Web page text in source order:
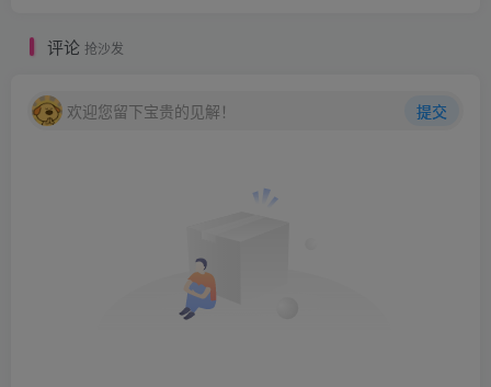
评论 抢沙发
欢迎您留下宝贵的见解！ 提交